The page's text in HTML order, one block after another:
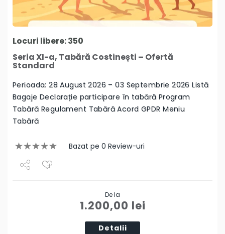
Locuri libere: 350
Seria XI-a, Tabără Costinești – Ofertă
Standard
Perioada: 28 August 2026 – 03 Septembrie 2026 Listă
Bagaje Declarație participare în tabără Program
Tabără Regulament Tabără Acord GPDR Meniu
Tabără
Bazat pe 0 Review-uri
De la
1.200,00 lei
Detalii